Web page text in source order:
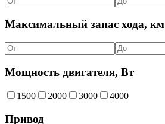
Максимальный запас хода, км
Мощность двигателя, Вт
1500 2000 3000 4000
Привод